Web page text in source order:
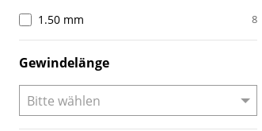
1.50 mm 8
Gewindelänge